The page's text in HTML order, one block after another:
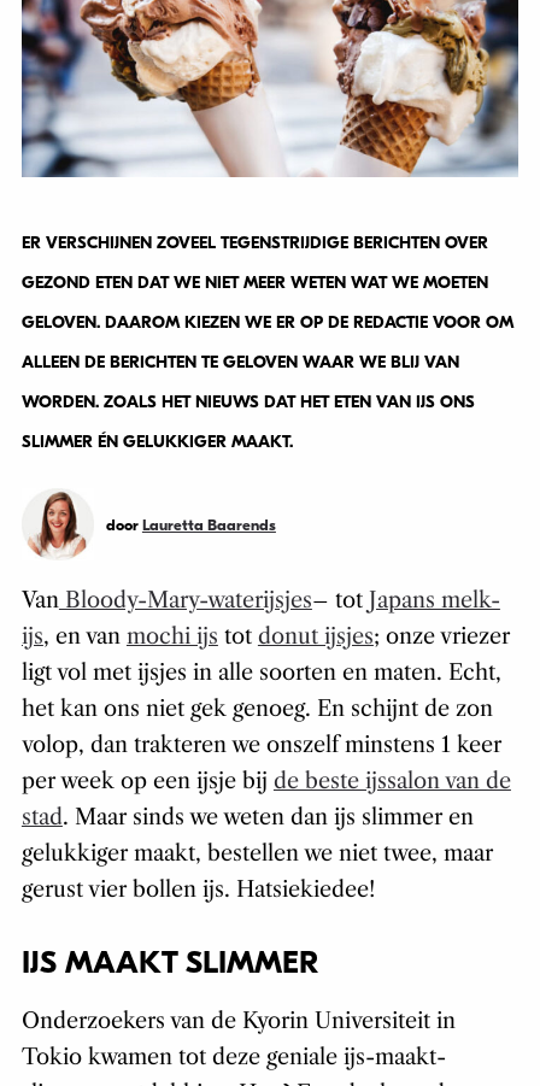
ER VERSCHIJNEN ZOVEEL TEGENSTRIJDIGE BERICHTEN OVER
GEZOND ETEN DAT WE NIET MEER WETEN WAT WE MOETEN
GELOVEN. DAAROM KIEZEN WE ER OP DE REDACTIE VOOR OM
ALLEEN DE BERICHTEN TE GELOVEN WAAR WE BLIJ VAN
WORDEN. ZOALS HET NIEUWS DAT HET ETEN VAN IJS ONS
SLIMMER ÉN GELUKKIGER MAAKT.
door Lauretta Baarends
VanBloody-Mary-waterijsjes– tot Japans melk-
ijs, en van mochi ijs tot donut ijsjes; onze vriezer
ligt vol met ijsjes in alle soorten en maten. Echt,
het kan ons niet gek genoeg. En schijnt de zon
volop, dan trakteren we onszelf minstens 1 keer
per week op een ijsje bij de beste ijssalon van de
stad. Maar sinds we weten dan ijs slimmer en
gelukkiger maakt, bestellen we niet twee, maar
gerust vier bollen ijs. Hatsiekiedee!
IJS MAAKT SLIMMER
Onderzoekers van de Kyorin Universiteit in
Tokio kwamen tot deze geniale ijs-maakt-